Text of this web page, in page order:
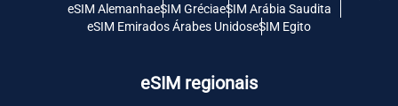
eSIM AlemanhaeSIM GréciaeSIM Arábia Saudita
eSIM Emirados Árabes UnidoseSIM Egito
eSIM regionais